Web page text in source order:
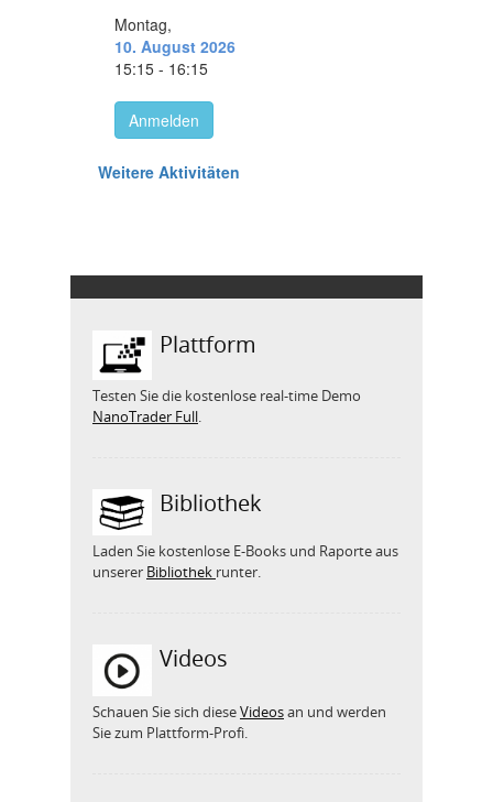
Plattform
Testen Sie die kostenlose real-time Demo
NanoTrader Full.
Bibliothek
Laden Sie kostenlose E-Books und Raporte aus
unserer Bibliothek runter.
Videos
Schauen Sie sich dieseVideosan und werden
Sie zum Plattform-Profi.